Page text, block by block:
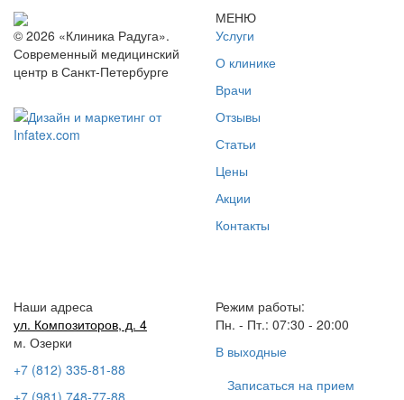
© 2026 «Клиника Радуга».
Современный медицинский
центр в Санкт-Петербурге
МЕНЮ
Услуги
О клинике
Врачи
Отзывы
Статьи
Цены
Акции
Контакты
Наши адреса
ул. Композиторов, д. 4
м. Озерки
+7 (812) 335-81-88
+7 (981) 748-77-88
Режим работы:
Пн. - Пт.: 07:30 - 20:00
В выходные
Записаться на прием